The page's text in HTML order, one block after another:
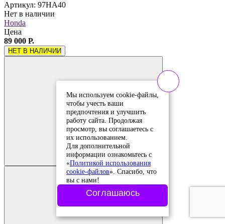
Артикул: 97HA40
Нет в наличии
Honda
Цена
89 000 Р.
НЕТ В НАЛИЧИИ
Добавить в
сравнение
Добавлено в
сравнение
Мы используем cookie-файлы,
чтобы учесть ваши
предпочтения и улучшить
работу сайта. Продолжая
просмотр, вы соглашаетесь с
их использованием.
Для дополнительной
информации ознакомьтесь с
«Политикой использования
cookie-файлов». Спасибо, что
вы с нами!
Соглашаюсь